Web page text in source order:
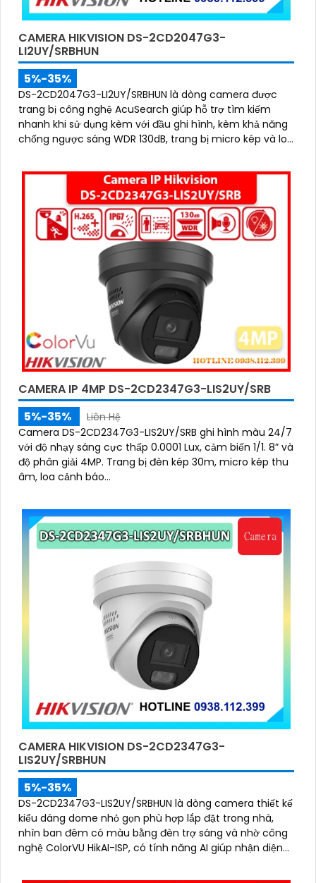
CAMERA HIKVISION DS-2CD2047G3-
LI2UY/SRBHUN
5%-35%
DS-2CD2047G3-LI2UY/SRBHUN là dòng camera được
trang bị công nghệ AcuSearch giúp hỗ trợ tìm kiếm
nhanh khi sử dụng kèm với đầu ghi hình, kèm khả năng
chống ngược sáng WDR 130dB, trang bị micro kép và loa
CAMERA IP 4MP DS-2CD2347G3-LIS2UY/SRB
5%-35%
Liên Hệ
Camera DS-2CD2347G3-LIS2UY/SRB ghi hình màu 24/7
với độ nhạy sáng cực thấp 0.0001 Lux, cảm biến 1/1. 8” và
độ phân giải 4MP. Trang bị đèn kép 30m, micro kép thu
âm, loa cảnh báo...
CAMERA HIKVISION DS-2CD2347G3-
LIS2UY/SRBHUN
5%-35%
DS-2CD2347G3-LIS2UY/SRBHUN là dòng camera thiết kế
kiểu dáng dome nhỏ gọn phù hợp lắp đặt trong nhà,
nhìn ban đêm có màu bằng đèn trợ sáng và nhờ công
nghệ ColorVU HikAI-ISP, có tính năng AI giúp nhận diện